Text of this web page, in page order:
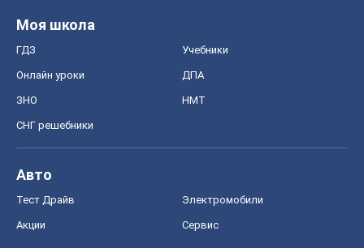
Моя школа
ГДЗ Учебники
Онлайн уроки ДПА
ЗНО НМТ
СНГ решебники
Авто
Тест Драйв Электромобили
Акции Сервис